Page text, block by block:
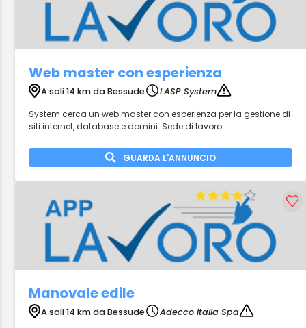
Web master con esperienza
A soli 14 km da Bessude
LASP System
System cerca un web master con esperienza per la gestione di
siti internet, database e domini. Sede di lavoro:
GUARDA L'ANNUNCIO
Manovale edile
A soli 14 km da Bessude
Adecco Italia Spa